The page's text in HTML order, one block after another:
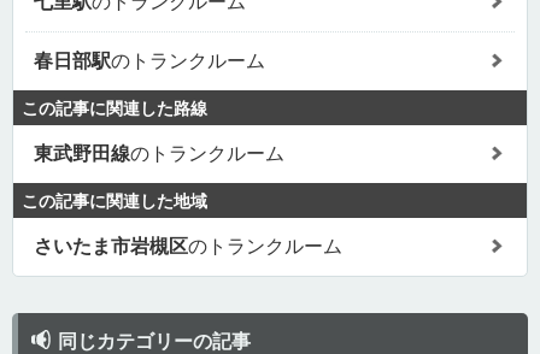
春日部駅のトランクルーム
この記事に関連した路線
東武野田線のトランクルーム
この記事に関連した地域
さいたま市岩槻区のトランクルーム
同じカテゴリーの記事